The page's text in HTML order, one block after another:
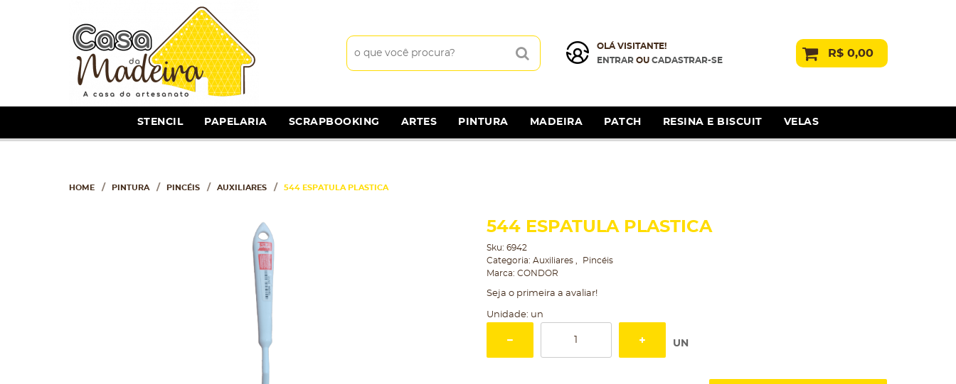
OLÁ VISITANTE!
ENTRAROU CADASTRAR-SE
R$ 0,00
STENCIL PAPELARIA SCRAPBOOKING ARTES PINTURA MADEIRA PATCH RESINA E BISCUIT VELAS
HOME PINTURA PINCÉIS AUXILIARES 544 ESPATULA PLASTICA
544 ESPATULA PLASTICA
Sku: 6942
Categoria: Auxiliares
Pincéis
Marca: CONDOR
Seja o primeira a avaliar!
Unidade: un
UN